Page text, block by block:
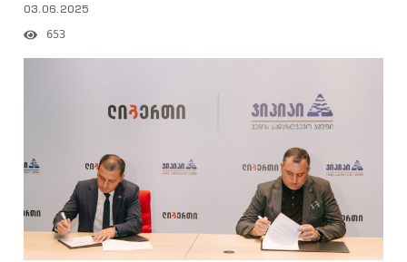
03.06.2025
653